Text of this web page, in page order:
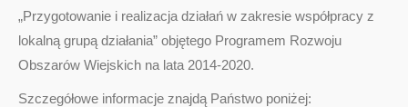
„Przygotowanie i realizacja działań w zakresie współpracy z
lokalną grupą działania” objętego Programem Rozwoju
Obszarów Wiejskich na lata 2014-2020.
Szczegółowe informacje znajdą Państwo poniżej: